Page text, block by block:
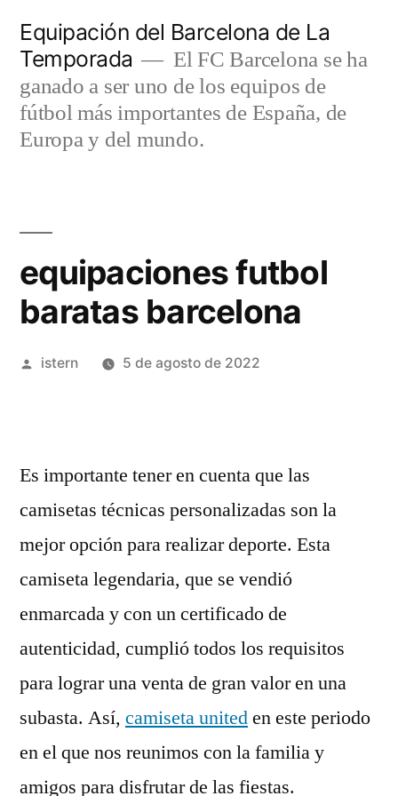
contenido
Equipación del Barcelona de La
Temporada
El FC Barcelona se ha
ganado a ser uno de los equipos de
fútbol más importantes de España, de
Europa y del mundo.
equipaciones futbol
baratas barcelona
Publicado
istern 5 de agosto de 2022
Es importante tener en cuenta que las
camisetas técnicas personalizadas son la
mejor opción para realizar deporte. Esta
camiseta legendaria, que se vendió
enmarcada y con un certificado de
autenticidad, cumplió todos los requisitos
para lograr una venta de gran valor en una
subasta. Así, camiseta uniteden este periodo
en el que nos reunimos con la familia y
amigos para disfrutar de las fiestas.